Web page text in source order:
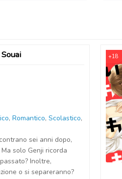
, Romantico, Scolastico,
sei anni dopo,
solo Genji ricorda
Inoltre,
o si separeranno?
+18